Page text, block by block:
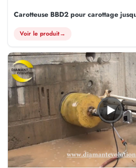
Carotteuse BBD2 pour carottage
Voir le produit→